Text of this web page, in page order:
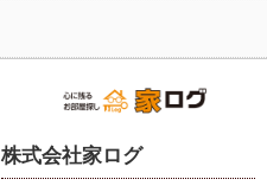
株式会社家ログ